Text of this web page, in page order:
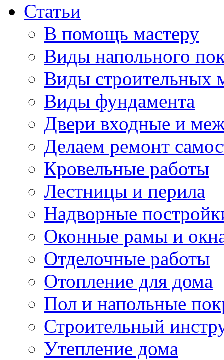
Статьи
В помощь мастеру
Виды напольного
Виды строительных
Виды фундамента
Двери входные и
Делаем ремонт
Кровельные работы
Лестницы и перила
Надворные
Оконные рамы и
Отделочные работы
Отопление для дома
Пол и напольные
Строительный
Утепление дома